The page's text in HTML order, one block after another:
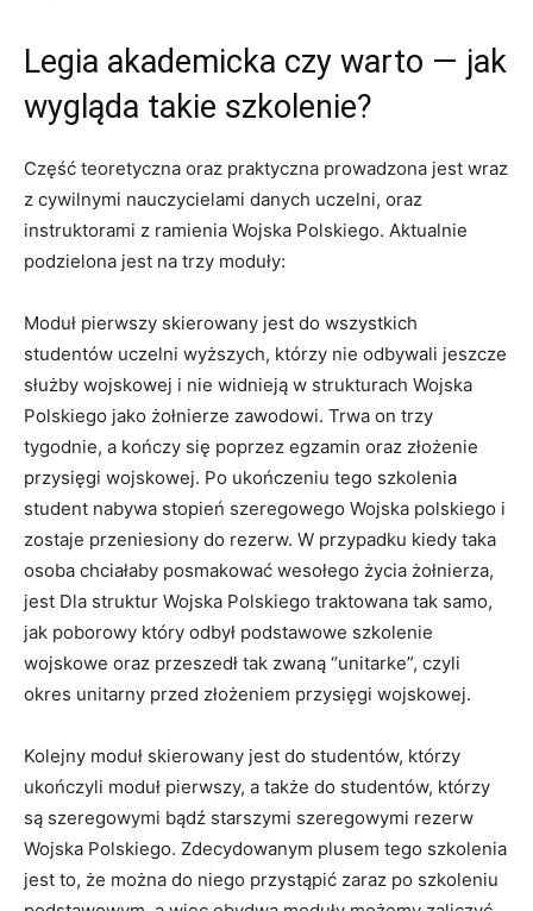
Legia akademicka czy warto — jak
wygląda takie szkolenie?
Część teoretyczna oraz praktyczna prowadzona jest wraz
z cywilnymi nauczycielami danych uczelni, oraz
instruktorami z ramienia Wojska Polskiego. Aktualnie
podzielona jest na trzy moduły:
Moduł pierwszy skierowany jest do wszystkich
studentów uczelni wyższych, którzy nie odbywali jeszcze
służby wojskowej i nie widnieją w strukturach Wojska
Polskiego jako żołnierze zawodowi. Trwa on trzy
tygodnie, a kończy się poprzez egzamin oraz złożenie
przysięgi wojskowej. Po ukończeniu tego szkolenia
student nabywa stopień szeregowego Wojska polskiego i
zostaje przeniesiony do rezerw. W przypadku kiedy taka
osoba chciałaby posmakować wesołego życia żołnierza,
jest Dla struktur Wojska Polskiego traktowana tak samo,
jak poborowy który odbył podstawowe szkolenie
wojskowe oraz przeszedł tak zwaną “unitarke”, czyli
okres unitarny przed złożeniem przysięgi wojskowej.
Kolejny moduł skierowany jest do studentów, którzy
ukończyli moduł pierwszy, a także do studentów, którzy
są szeregowymi bądź starszymi szeregowymi rezerw
Wojska Polskiego. Zdecydowanym plusem tego szkolenia
jest to, że można do niego przystąpić zaraz po szkoleniu